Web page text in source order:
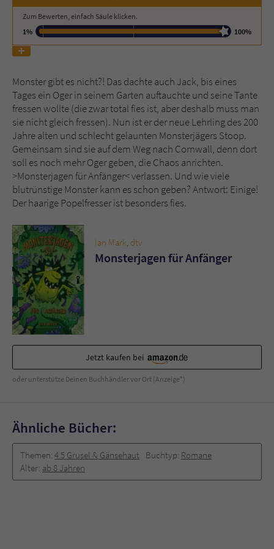
Zum Bewerten, einfach Säule klicken.
1%
100%
Monster gibt es nicht?! Das dachte auch Jack, bis eines
Tages ein Oger in seinem Garten auftauchte und seine Tante
fressen wollte (die zwar total fies ist, aber deshalb muss man
sie nicht gleich fressen). Nun ist er der neue Lehrling des 200
Jahre alten und schlecht gelaunten Monsterjägers Stoop.
Gemeinsam sind sie auf dem Weg nach Cornwall, denn dort
soll es noch mehr Oger geben, die Chaos anrichten.
>Monsterjagen für Anfänger< verlassen. Und wie viele
blutrünstige Monster kann es schon geben? Antwort: Einige!
Der haarige Popelfresser ist besonders fies.
Ian Mark, dtv
Monsterjagen für Anfänger
Jetzt kaufen bei
oder unterstütze Deinen Buchhändler vor Ort (Anzeige*)
Ähnliche Bücher:
Themen: 4.5 Grusel & Gänsehaut Buchtyp: Romane
Alter: ab 8 Jahren
Name tx_pwcomments_ahash
Anbieter
Laufzeit 1 Jahr
Zweck Cookie für Kommentare einzelner Buchtitel
Name fe_typo_user
Anbieter Literatur-Couch Medien GmbH & Co. KG
Laufzeit Session
Zweck
Dieses Cookie gewährleistet die
Kommunikation der Webseite mit dem
Benutzer. Es wird benötigt um z. B. den